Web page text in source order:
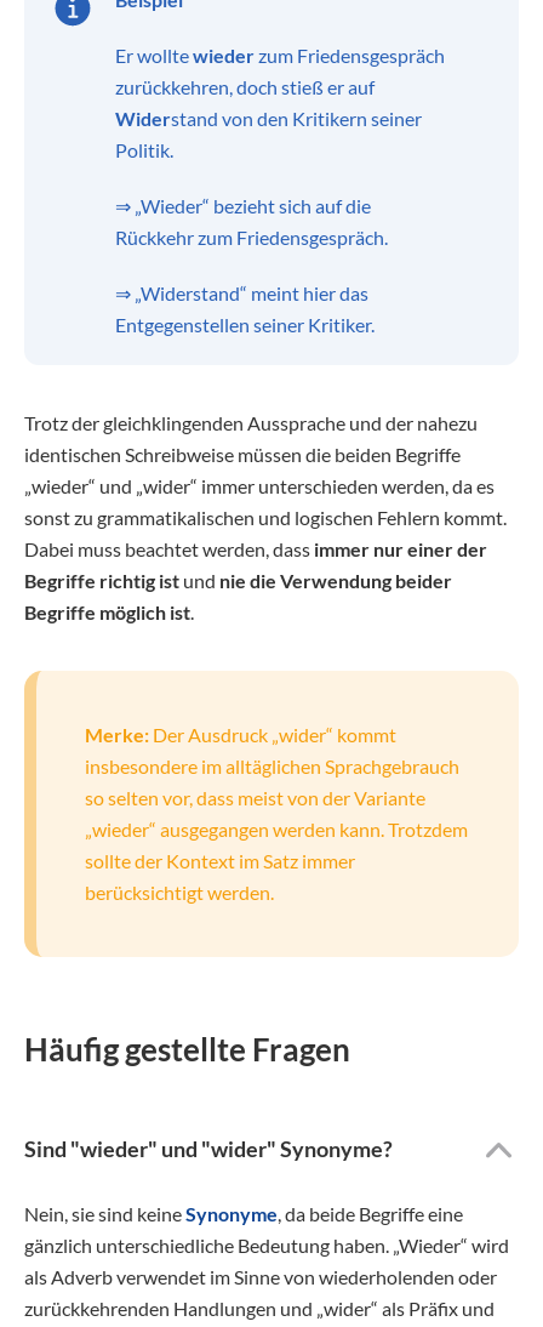
Er wolltewiederzum Friedensgespräch
zurückkehren, doch stieß er auf
Widerstand von den Kritikern seiner
Politik.
⇒ „Wieder“ bezieht sich auf die
Rückkehr zum Friedensgespräch.
⇒ „Widerstand“ meint hier das
Entgegenstellen seiner Kritiker.
Trotz der gleichklingenden Aussprache und der nahezu
identischen Schreibweise müssen die beiden Begriffe
„wieder“ und „wider“ immer unterschieden werden, da es
sonst zu grammatikalischen und logischen Fehlern kommt.
Dabei muss beachtet werden, dass immer nur einer der
Begriffe richtig ist und nie die Verwendung beider
Begriffe möglich ist.
Merke: Der Ausdruck „wider“ kommt
insbesondere im alltäglichen Sprachgebrauch
so selten vor, dass meist von der Variante
„wieder“ ausgegangen werden kann. Trotzdem
sollte der Kontext im Satz immer
berücksichtigt werden.
Häufig gestellte Fragen
Sind "wieder" und "wider" Synonyme?
Nein, sie sind keineSynonyme, da beide Begriffe eine
gänzlich unterschiedliche Bedeutung haben. „Wieder“ wird
als Adverb verwendet im Sinne von wiederholenden oder
zurückkehrenden Handlungen und „wider“ als Präfix und